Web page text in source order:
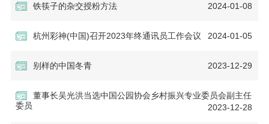
铁筷子的杂交授粉方法 2024-01-08
杭州彩神(中国)召开2023年终通讯员工作会议 2024-01-05
别样的中国冬青 2023-12-29
董事长吴光洪当选中国公园协会乡村振兴专业委员会副主任
委员 2023-12-28